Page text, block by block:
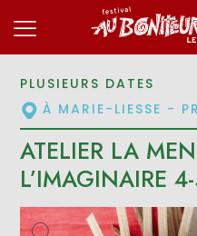
PLUSIEURS DATES
À MARIE-LIESSE -
ATELIER LA
L’IMAGINAIRE